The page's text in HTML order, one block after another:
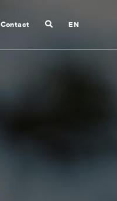
Contact Recherche
EN